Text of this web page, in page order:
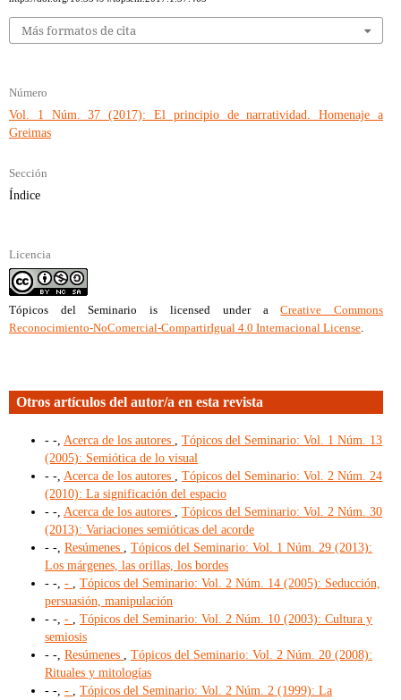
Más formatos de cita
Número
Vol. 1 Núm. 37 (2017): El principio de narratividad. Homenaje a
Greimas
Sección
Índice
Licencia
Tópicos del Seminario is licensed under aCreative Commons
Reconocimiento-NoComercial-CompartirIgual 4.0 Internacional License.
Otros artículos del autor/a en esta revista
- -, Acerca de los autores
Tópicos del Seminario: Vol. 1 Núm. 13
(2005): Semiótica de lo visual
- -, Acerca de los autores
Tópicos del Seminario: Vol. 2 Núm. 24
(2010): La significación del espacio
- -, Acerca de los autores
Tópicos del Seminario: Vol. 2 Núm. 30
(2013): Variaciones semióticas del acorde
- -, Resúmenes
Tópicos del Seminario: Vol. 1 Núm. 29 (2013):
Los márgenes, las orillas, los bordes
- -, -
Tópicos del Seminario: Vol. 2 Núm. 14 (2005): Seducción,
persuasión, manipulación
- -, -
Tópicos del Seminario: Vol. 2 Núm. 10 (2003): Cultura y
semiosis
- -, Resúmenes
Tópicos del Seminario: Vol. 2 Núm. 20 (2008):
Rituales y mitologías
- -, -
Tópicos del Seminario: Vol. 2 Núm. 2 (1999): La